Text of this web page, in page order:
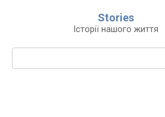
Stories
Історії нашого життя
Пошук: